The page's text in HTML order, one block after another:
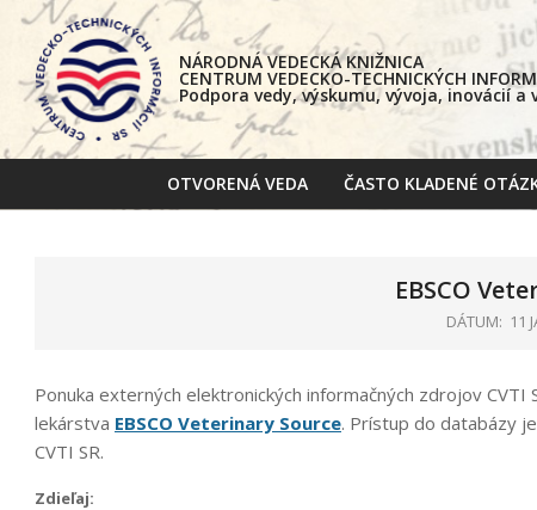
Skip
content
NÁRODNÁ VEDECKÁ KNIŽNICA
CENTRUM VEDECKO-TECHNICKÝCH
Podpora vedy, výskumu, vývoja, inovácií a
OTVORENÁ VEDA ČASTO KLADENÉ
EBSCO
DÁTUM: 11
Ponuka externých elektronických informačných zdrojov
lekárstva EBSCO Veterinary Source. Prístup do databázy
CVTI SR.
Zdieľaj: